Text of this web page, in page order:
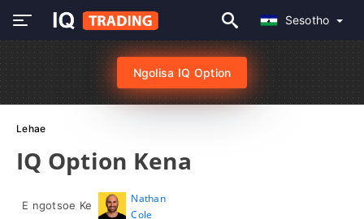
Sesotho
Ngolisa IQ Option
Lehae
IQ Option Kena
E ngotsoe Ke
Nathan
Cole